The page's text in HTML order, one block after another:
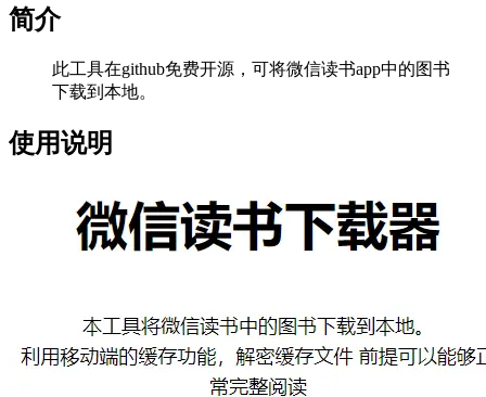
简介
此工具在github免费开源，可将微信读书app中的图书
下载到本地。
使用说明